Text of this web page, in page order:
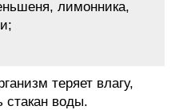
лимонника,
теряет влагу,
стакан воды.